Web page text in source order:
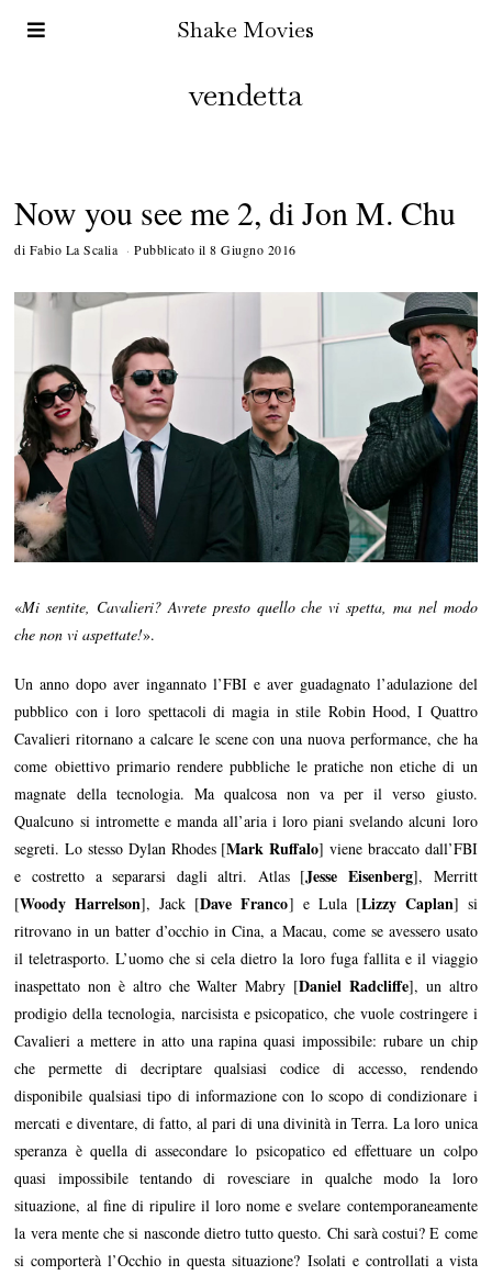
Shake Movies
vendetta
Now you see me 2, di Jon M. Chu
di Fabio La Scalia Pubblicato il 8 Giugno 2016
«Mi sentite, Cavalieri? Avrete presto quello che vi spetta, ma nel modo
che non vi aspettate!».
Un anno dopo aver ingannato l’FBI e aver guadagnato l’adulazione del
pubblico con i loro spettacoli di magia in stile Robin Hood, I Quattro
Cavalieri ritornano a calcare le scene con una nuova performance, che ha
come obiettivo primario rendere pubbliche le pratiche non etiche di un
magnate della tecnologia. Ma qualcosa non va per il verso giusto.
Qualcuno si intromette e manda all’aria i loro piani svelando alcuni loro
segreti. Lo stesso Dylan Rhodes [Mark Ruffalo] viene braccato dall’FBI
e costretto a separarsi dagli altri. Atlas [Jesse Eisenberg], Merritt
[Woody Harrelson], Jack [Dave Franco] e Lula [Lizzy Caplan] si
ritrovano in un batter d’occhio in Cina, a Macau, come se avessero usato
il teletrasporto. L’uomo che si cela dietro la loro fuga fallita e il viaggio
inaspettato non è altro che Walter Mabry [Daniel Radcliffe], un altro
prodigio della tecnologia, narcisista e psicopatico, che vuole costringere i
Cavalieri a mettere in atto una rapina quasi impossibile: rubare un chip
che permette di decriptare qualsiasi codice di accesso, rendendo
disponibile qualsiasi tipo di informazione con lo scopo di condizionare i
mercati e diventare, di fatto, al pari di una divinità in Terra. La loro unica
speranza è quella di assecondare lo psicopatico ed effettuare un colpo
quasi impossibile tentando di rovesciare in qualche modo la loro
situazione, al fine di ripulire il loro nome e svelare contemporaneamente
la vera mente che si nasconde dietro tutto questo. Chi sarà costui? E come
si comporterà l’Occhio in questa situazione? Isolati e controllati a vista